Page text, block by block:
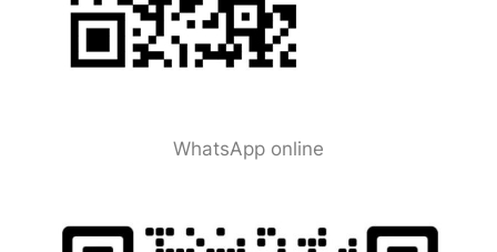
WhatsApp online